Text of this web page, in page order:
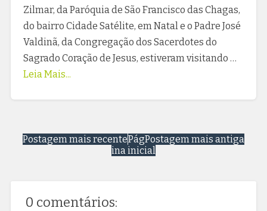
Zilmar, da Paróquia de São Francisco das Chagas,
do bairro Cidade Satélite, em Natal e o Padre José
Valdinã, da Congregação dos Sacerdotes do
Sagrado Coração de Jesus, estiveram visitando …
Leia Mais...
Postagem mais recente Postagem mais antiga
Pág
ina inicial
0 comentários: